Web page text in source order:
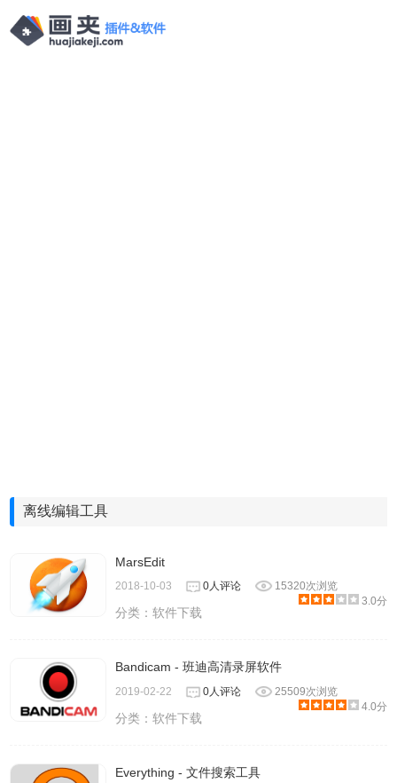
离线编辑工具
MarsEdit
2018-10-03 0人评论
15320次浏览
3.0分
分类：软件下载
Bandicam - 班迪高清录屏软件
2019-02-22 0人评论
25509次浏览
4.0分
分类：软件下载
Everything - 文件搜索工具